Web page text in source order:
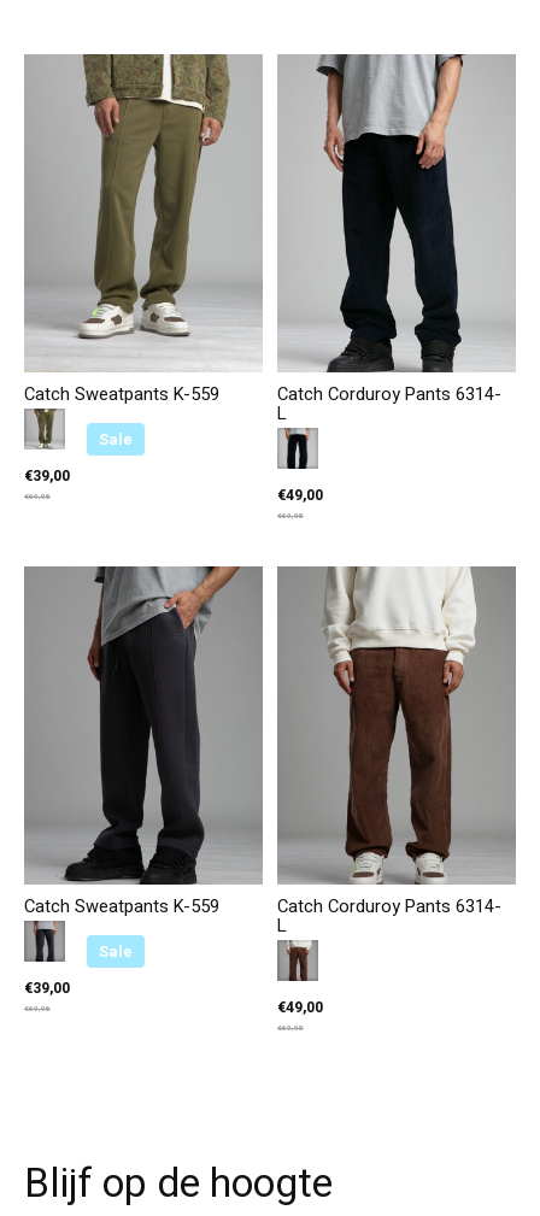
Sale
Catch Sweatpants K-559
Color: — Olijfgroen
Olijfgroen
€39,00
€69,95
Catch Corduroy Pants 6314-
L
Color:
Marineblauw
€49,00
€69,95
Sale
Catch Sweatpants K-559
Color: — Smoke
Smoke
€39,00
€69,95
Catch Corduroy Pants 6314-
L
Color:
Bruin
€49,00
€69,95
Blijf op de hoogte